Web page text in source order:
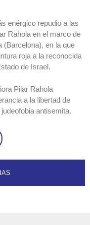
enérgico repudio a las
Rahola en el marco de
(Barcelona), en la que
roja a la reconocida
de Israel.
Pilar Rahola
a la libertad de
antisemita.